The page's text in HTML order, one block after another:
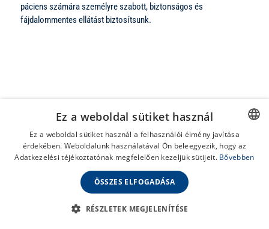
páciens számára személyre szabott, biztonságos és
fájdalommentes ellátást biztosítsunk.
Szerződött
egészségpéztár
partnereink
HUNGARIAN
Ez a weboldal sütiket használ
Ez a weboldal sütiket használ a felhasználói élmény javítása
érdekében. Weboldalunk használatával Ön beleegyezik, hogy az
Adatkezelési téjékoztatónak megfelelően kezeljük sütijeit. Bővebben
ÖSSZES ELFOGADÁSA
RÉSZLETEK MEGJELENÍTÉSE